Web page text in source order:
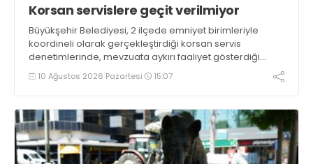
Korsan servislere geçit verilmiyor
Büyükşehir Belediyesi, 2 ilçede emniyet birimleriyle
koordineli olarak gerçekleştirdiği korsan servis
denetimlerinde, mevzuata aykırı faaliyet gösterdiği
tespit edilen 12 araca idari yaptırım uyguladı. Denetimler
kapsamında 1 araç ise trafikten men edildi
10 Ağustos 2026 Pazartesi 15:07